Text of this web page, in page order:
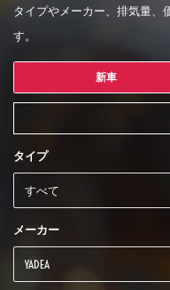
タイプやメーカー、排気量、
す。
新車
タイプ
メーカー